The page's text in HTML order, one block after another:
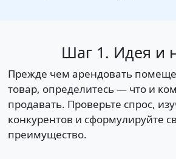
Шаг 1. Идея и
Прежде чем арендовать
товар, определитесь — что и
продавать. Проверьте спрос,
конкурентов и сформулируйте
преимущество.